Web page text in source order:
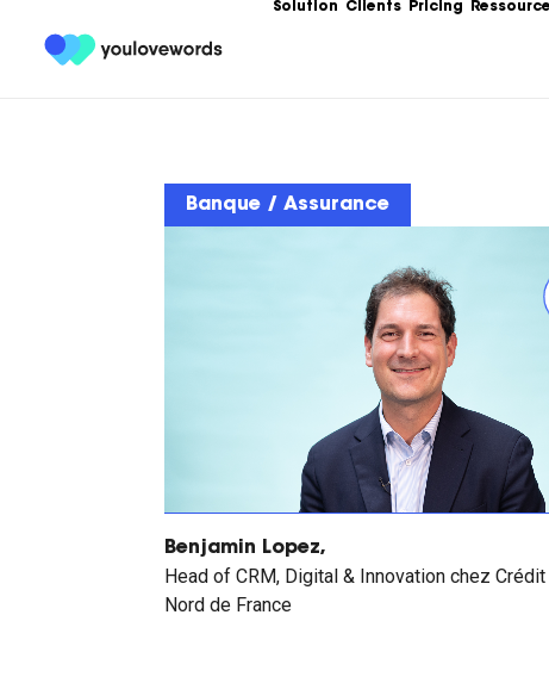
Solution Clients Pricing
Ebooks
service de votre
contenu.
Articles
Guides, bonnes
templates,
Banque / Assurance
Benjamin Lopez,
Head of CRM, Digital & Innovation chez
Nord de France